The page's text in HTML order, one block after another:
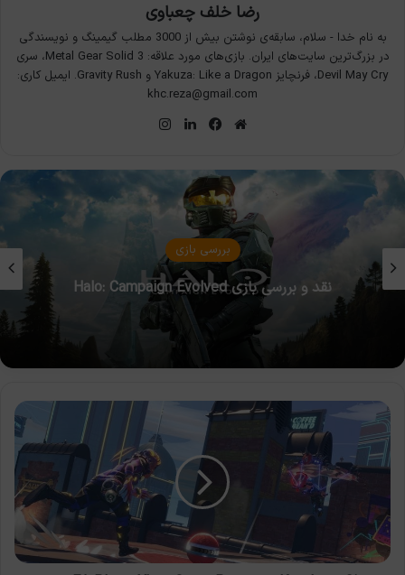
رضا خلف چعباوی
به نام خدا - سلام، سابقه‌ی نوشتن بیش از 3000 مطلب گیمینگ و نویسندگی
در بزرگ‌ترین سایت‌های ایران. بازی‌های مورد علاقه: Metal Gear Solid 3، سری
Devil May Cry، فرنچایز Yakuza: Like a Dragon و Gravity Rush. ایمیل کاری:
khc.reza@gmail.com
وبسایت
فیس
لینکدین
مقالات بازی
عملکرد خنک‌کننده‌های مایع در کنسول‌های نسل نهم
و کامپیوتر
Knockout
City
برای
Xbox
Pass
و
EA
Play